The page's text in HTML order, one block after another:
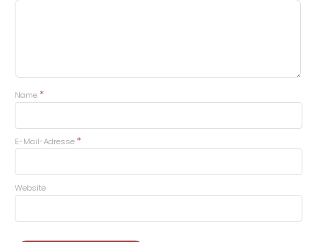
Name *
E-Mail-Adresse *
Website